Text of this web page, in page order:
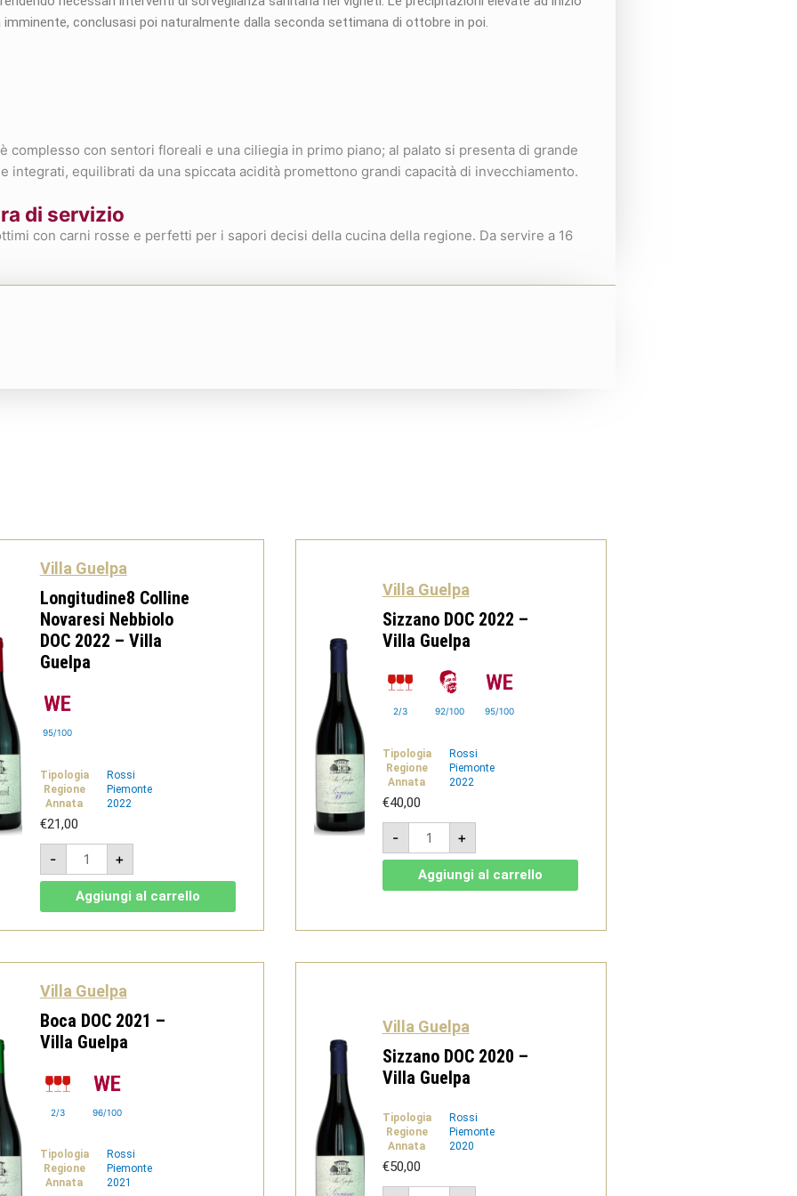
conclusasi poi naturalmente dalla seconda settimana di ottobre in poi.
complesso con sentori floreali e una ciliegia in primo piano; al palato si presenta di grande
equilibrati da una spiccata acidità promettono grandi capacità di invecchiamento.
di servizio
con carni rosse e perfetti per i sapori decisi della cucina della regione. Da servire a 16
Villa Guelpa
Longitudine8 Colline
Novaresi Nebbiolo
DOC 2022 – Villa
Guelpa
95/100
Tipologia
Rossi
Regione
Piemonte
Annata
2022
€21,00
-
Longitudine8
Colline
Novaresi
Nebbiolo
DOC
2022
-
+
Aggiungi al carrello
Villa Guelpa
Sizzano DOC 2022 –
Villa Guelpa
2/3 92/100 95/100
Tipologia
Rossi
Regione
Piemonte
Annata
2022
€40,00
-
Sizzano
DOC
2022
Villa
Guelpa
+
Aggiungi al carrello
Villa Guelpa
Boca DOC 2021 –
Villa Guelpa
2/3 96/100
Tipologia
Rossi
Regione
Piemonte
Annata
2021
Villa Guelpa
Sizzano DOC 2020 –
Villa Guelpa
Tipologia
Rossi
Regione
Piemonte
Annata
2020
€50,00
Sizzano